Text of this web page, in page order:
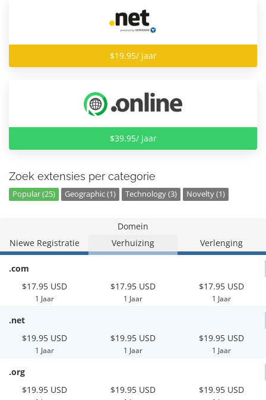
$19.95/ jaar
$39.95/ jaar
Zoek extensies per categorie
Popular (25) Geographic (1) Technology (3) Novelty (1)
Domein
Niewe Registratie
Verhuizing Verlenging
.com
$17.95 USD
1 Jaar
$17.95 USD
1 Jaar
$17.95 USD
1 Jaar
.net
$19.95 USD
1 Jaar
$19.95 USD
1 Jaar
$19.95 USD
1 Jaar
.org
$19.95 USD
$19.95 USD $19.95 USD